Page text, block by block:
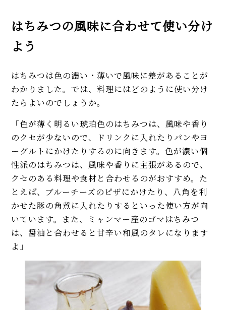
はちみつの風味に合わせて使い分け
よう
はちみつは色の濃い・薄いで風味に差があることが
わかりました。では、料理にはどのように使い分け
たらよいのでしょうか。
「色が薄く明るい琥珀色のはちみつは、風味や香り
のクセが少ないので、ドリンクに入れたりパンやヨ
ーグルトにかけたりするのに向きます。色が濃い個
性派のはちみつは、風味や香りに主張があるので、
クセのある料理や食材と合わせるのがおすすめ。た
とえば、ブルーチーズのピザにかけたり、八角を利
かせた豚の角煮に入れたりするといった使い方が向
いています。また、ミャンマー産のゴマはちみつ
は、醤油と合わせると甘辛い和風のタレになります
よ」